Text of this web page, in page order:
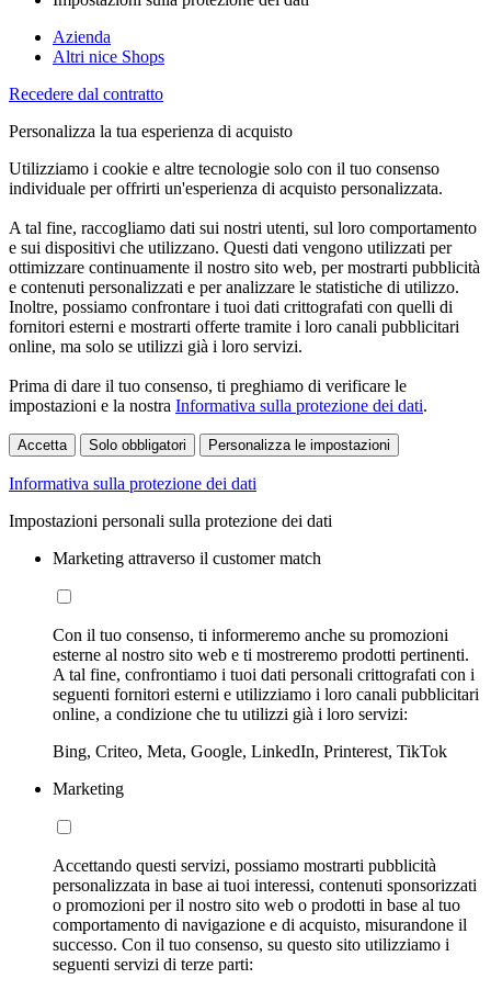
Azienda
Altri nice Shops
Recedere dal contratto
Personalizza la tua esperienza di acquisto
Utilizziamo i cookie e altre tecnologie solo con il tuo consenso
individuale per offrirti un'esperienza di acquisto personalizzata.
A tal fine, raccogliamo dati sui nostri utenti, sul loro comportamento
e sui dispositivi che utilizzano. Questi dati vengono utilizzati per
ottimizzare continuamente il nostro sito web, per mostrarti pubblicità
e contenuti personalizzati e per analizzare le statistiche di utilizzo.
Inoltre, possiamo confrontare i tuoi dati crittografati con quelli di
fornitori esterni e mostrarti offerte tramite i loro canali pubblicitari
online, ma solo se utilizzi già i loro servizi.
Prima di dare il tuo consenso, ti preghiamo di verificare le
impostazioni e la nostra Informativa sulla protezione dei dati.
Accetta Solo obbligatori Personalizza le impostazioni
Informativa sulla protezione dei dati
Impostazioni personali sulla protezione dei dati
Marketing attraverso il customer match
Con il tuo consenso, ti informeremo anche su promozioni
esterne al nostro sito web e ti mostreremo prodotti pertinenti.
A tal fine, confrontiamo i tuoi dati personali crittografati con i
seguenti fornitori esterni e utilizziamo i loro canali pubblicitari
online, a condizione che tu utilizzi già i loro servizi:
Bing, Criteo, Meta, Google, LinkedIn, Printerest, TikTok
Marketing
Accettando questi servizi, possiamo mostrarti pubblicità
personalizzata in base ai tuoi interessi, contenuti sponsorizzati
o promozioni per il nostro sito web o prodotti in base al tuo
comportamento di navigazione e di acquisto, misurandone il
successo. Con il tuo consenso, su questo sito utilizziamo i
seguenti servizi di terze parti: